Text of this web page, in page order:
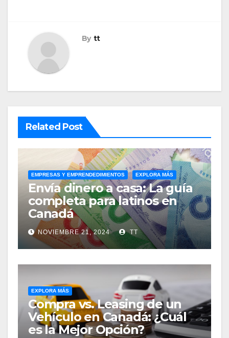
By tt
Related Post
EMPRESAS Y EMPRENDEDIMIENTOS EXPLORA MÁS
Envía dinero a casa: La guía
completa para latinos en
Canadá
NOVIEMBRE 21, 2024 TT
EXPLORA MÁS
Compra vs. Leasing de un
Vehículo en Canadá: ¿Cuál
es la Mejor Opción?